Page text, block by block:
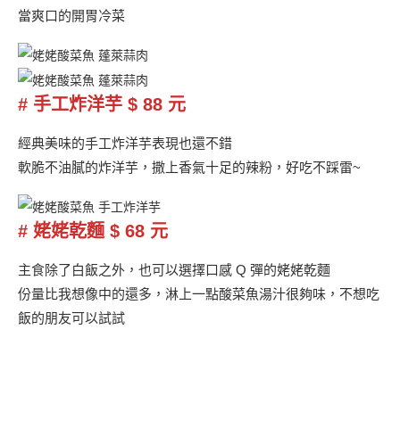
當爽口的開胃冷菜
# 手工炸洋芋 $ 88 元
經典美味的手工炸洋芋表現也還不錯
軟脆不油膩的炸洋芋，撒上香氣十足的辣粉，好吃不踩雷~
# 姥姥乾麵 $ 68 元
主食除了白飯之外，也可以選擇口感 Q 彈的姥姥乾麵
份量比我想像中的還多，淋上一點酸菜魚湯汁很夠味，不想吃
飯的朋友可以試試